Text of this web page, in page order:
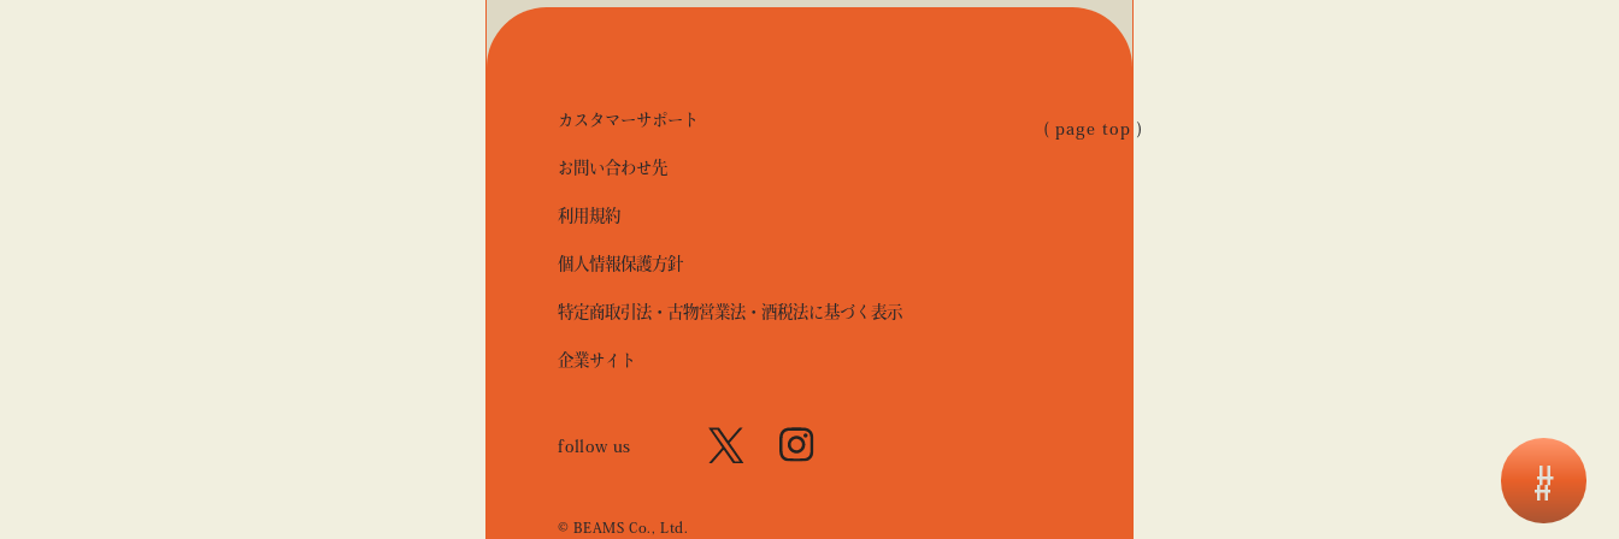
#
( page top )
カスタマーサポート
お問い合わせ先
利用規約
個人情報保護方針
特定商取引法・古物営業法・酒税法に基づく表示
企業サイト
follow us
© BEAMS Co., Ltd.